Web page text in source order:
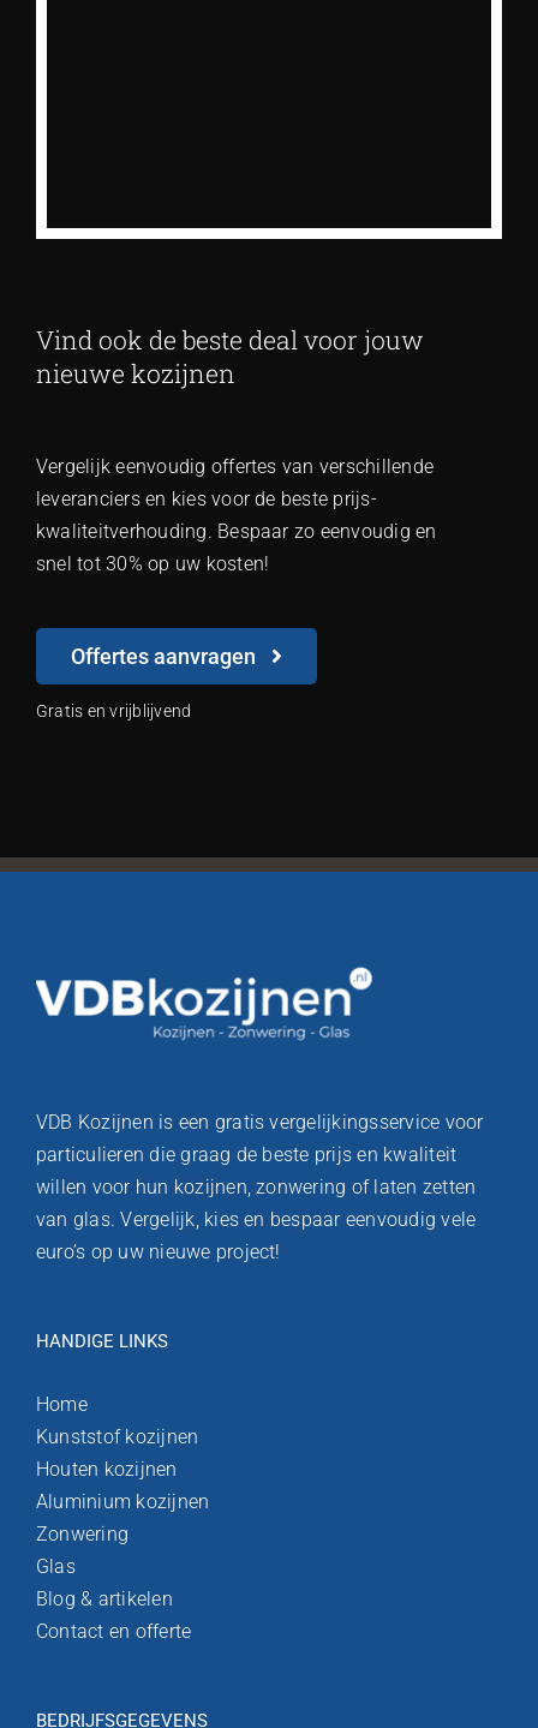
Vind ook de beste deal voor jouw
nieuwe kozijnen
Vergelijk eenvoudig offertes van verschillende
leveranciers en kies voor de beste prijs-
kwaliteitverhouding. Bespaar zo eenvoudig en
snel tot 30% op uw kosten!
Offertes aanvragen
Gratis en vrijblijvend
VDB Kozijnen is een gratis vergelijkingsservice voor
particulieren die graag de beste prijs en kwaliteit
willen voor hun kozijnen, zonwering of laten zetten
van glas. Vergelijk, kies en bespaar eenvoudig vele
euro’s op uw nieuwe project!
HANDIGE LINKS
Home
Kunststof kozijnen
Houten kozijnen
Aluminium kozijnen
Zonwering
Glas
Blog & artikelen
Contact en offerte
BEDRIJFSGEGEVENS